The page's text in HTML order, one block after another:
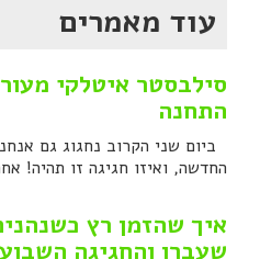
עוד מאמרים
סילבסטר איטלקי
התחנה
ביום שני הקרוב נחגוג גם
החדשה, ואיזו חגיגה זו תהיה!
איך שהזמן רץ
שעברו והחגיגה השבוע